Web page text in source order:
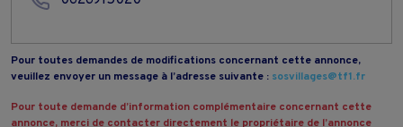
Pour toutes demandes de modifications concernant cette annonce,
veuillez envoyer un message à l’adresse suivante : sosvillages@tf1.fr
Pour toute demande d’information complémentaire concernant cette
annonce, merci de contacter directement le propriétaire de l’annonce